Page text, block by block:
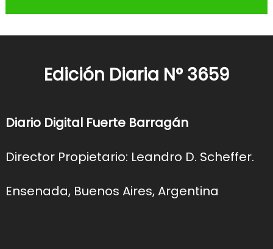
Edición Diaria N° 3659
Diario Digital Fuerte Barragán
Director Propietario: Leandro D. Scheffer.
Ensenada, Buenos Aires, Argentina